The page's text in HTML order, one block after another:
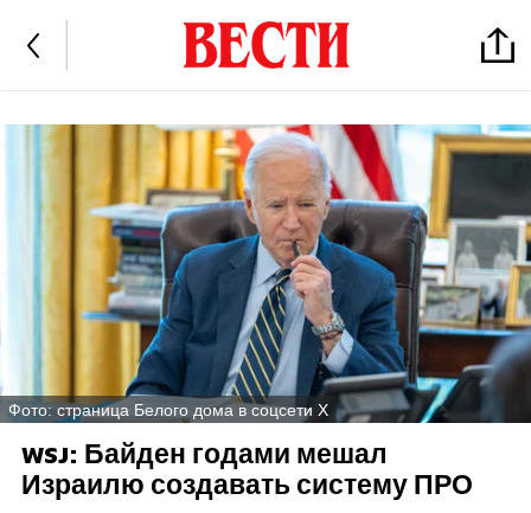
Фото: страница Белого дома в соцсети Х
WSJ: Байден годами мешал
Израилю создавать систему ПРО